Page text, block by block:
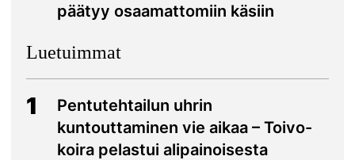
päätyy osaamattomiin käsiin
Luetuimmat
1
Pentutehtailun uhrin
kuntouttaminen vie aikaa – Toivo-
koira pelastui alipainoisesta